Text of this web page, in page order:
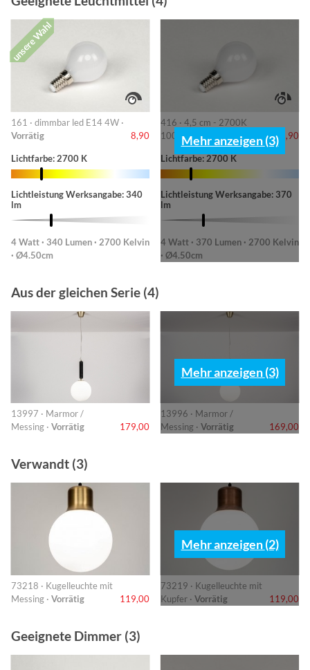
unsere Wahl
161 · dimmbar led E14 4W ·
Vorrätig
8,90
Lichtfarbe: 2700 K
Lichtleistung Werksangabe: 340
lm
4 Watt · 340 Lumen · 2700 Kelvin
· Ø4.50cm
416 · 4,5 cm - 2700K
100/240/430lm ·
Vorrätig 8,90
Lichtfarbe: 2700 K
Lichtleistung Werksangabe: 370
lm
4 Watt · 370 Lumen · 2700 Kelvin
· Ø4.50cm
Mehr anzeigen (3)
Aus der gleichen Serie (4)
13997 · Marmor /
Messing · Vorrätig 179,00
13996 · Marmor /
Messing · Vorrätig 169,00
Mehr anzeigen (3)
Verwandt (3)
73218 · Kugelleuchte mit
Messing · Vorrätig 119,00
73219 · Kugelleuchte mit
Kupfer · Vorrätig 119,00
Mehr anzeigen (2)
Geeignete Dimmer (3)